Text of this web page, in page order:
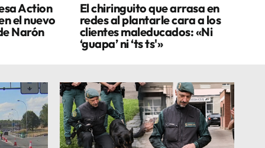
Action
el nuevo
Narón
El chiringuito que arrasa en
redes al plantarle cara a los
clientes maleducados: «Ni
‘guapa’ ni ‘ts ts'»